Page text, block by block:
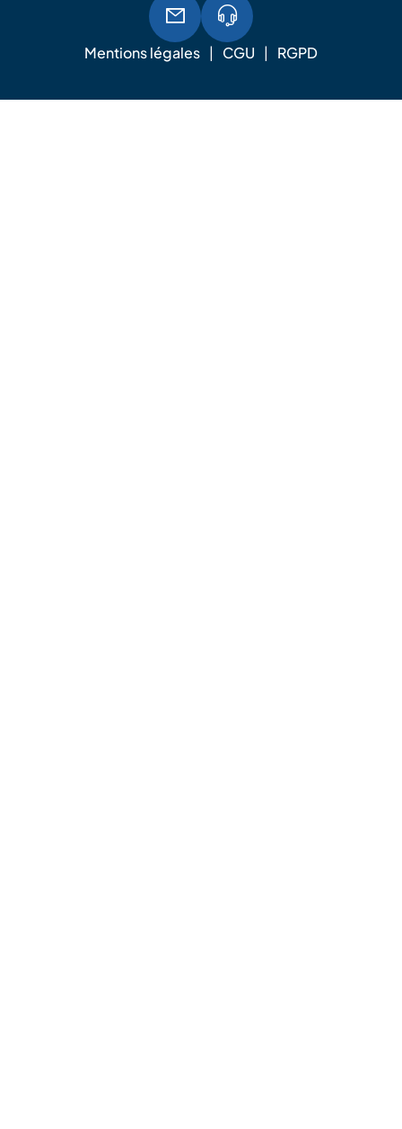
Mentions légales CGU RGPD